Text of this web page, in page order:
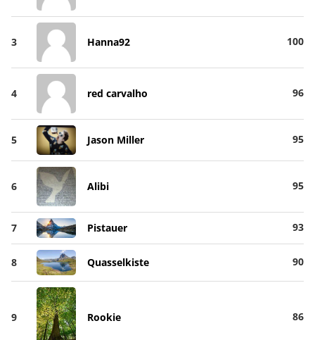
3 Hanna92 100
4 red carvalho 96
5 Jason Miller 95
6 Alibi 95
7 Pistauer 93
8 Quasselkiste 90
9 Rookie 86